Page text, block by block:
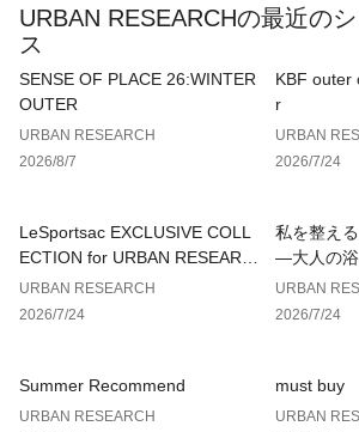
【2026 Spring/Summer】【26SS】
総重量 : 約170g
り、実際の色味と異なって見える場合がご
承ください。
▼お気に入り登録のおすすめ▼
お気に入り登録された商品は、マイページ
や在庫状況の確認が可能です。
お買い物リストの管理にぜひご利用くださ
URBAN RESEARCHの最近の
ス
SENSE OF PLACE 26:WINTER
OUTER
URBAN RESEARCH
2026/8/7
KBF outer
r
URBAN
2026/7/24
LeSportsac EXCLUSIVE COLL
ECTION for URBAN RESEARC
H
URBAN RESEARCH
2026/7/24
私を整え
—大人の浴
IPS—
URBAN
2026/7/24
Summer Recommend
URBAN RESEARCH
must buy
URBAN